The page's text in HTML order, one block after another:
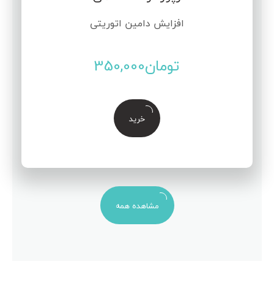
افزایش دامین اتوریتی
تومان350,000
خرید
مشاهده همه